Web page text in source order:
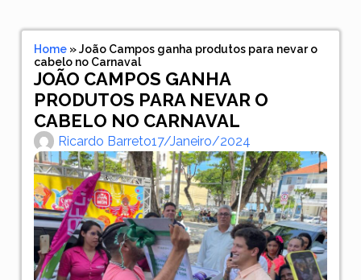
Home»João Campos ganha produtos para nevar o
cabelo no Carnaval
JOÃO CAMPOS GANHA
PRODUTOS PARA NEVAR O
CABELO NO CARNAVAL
Ricardo Barreto17/janeiro/2024